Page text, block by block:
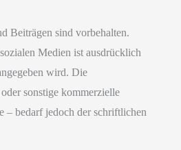
Beiträgen sind vorbehalten.
Medien ist ausdrücklich
wird. Die
sonstige kommerzielle
– bedarf jedoch der schriftlichen